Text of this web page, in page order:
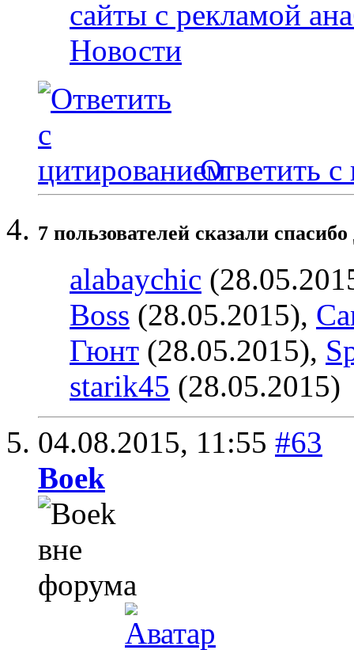
сайты с рекламой
Новости
Ответить с
7 пользователей сказали
alabaychic
Boss (28.05.2015),
Гюнт (28.05.2015),
starik45 (28.05.2015)
04.08.2015, 11:55 #63
Boek